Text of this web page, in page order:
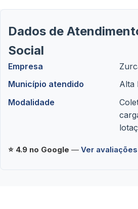
Dados de
Social
Empresa
Município atendido
Alta
Modalidade
⭐ 4.9 no Google — Ver